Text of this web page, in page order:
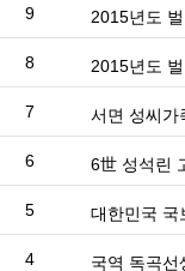
9 2015년도
8 2015년도
7 서면 성씨가
6 6世 성석린
5 대한민국 국
4 국역 독곡선